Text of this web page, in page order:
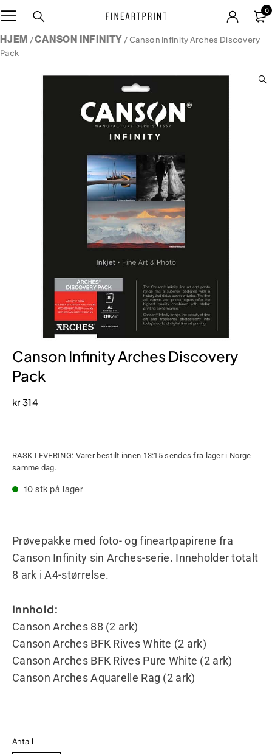
0
HJEM /CANSON INFINITY / Canson Infinity Arches Discovery
Pack
Canson Infinity Arches Discovery
Pack
kr 314
RASK LEVERING: Varer bestilt innen 13:15 sendes fra lager i Norge
samme dag.
10 stk på lager
Prøvepakke med foto- og fineartpapirene fra
Canson Infinity sin Arches-serie. Inneholder totalt
8 ark i A4-størrelse.
Innhold:
Canson Arches 88 (2 ark)
Canson Arches BFK Rives White (2 ark)
Canson Arches BFK Rives Pure White (2 ark)
Canson Arches Aquarelle Rag (2 ark)
Antall